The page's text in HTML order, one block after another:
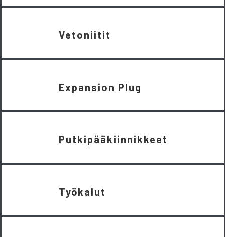
Vetoniitit
Expansion Plug
Putkipääkiinnikkeet
Työkalut